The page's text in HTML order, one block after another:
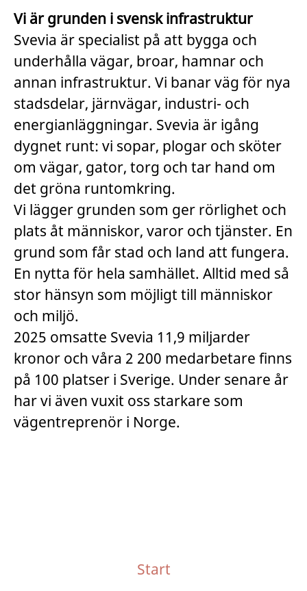
Vi är grunden i svensk infrastruktur
Svevia är specialist på att bygga och
underhålla vägar, broar, hamnar och
annan infrastruktur. Vi banar väg för nya
stadsdelar, järnvägar, industri- och
energianläggningar. Svevia är igång
dygnet runt: vi sopar, plogar och sköter
om vägar, gator, torg och tar hand om
det gröna runtomkring.
Vi lägger grunden som ger rörlighet och
plats åt människor, varor och tjänster. En
grund som får stad och land att fungera.
En nytta för hela samhället. Alltid med så
stor hänsyn som möjligt till människor
och miljö.
2025 omsatte Svevia 11,9 miljarder
kronor och våra 2 200 medarbetare finns
på 100 platser i Sverige. Under senare år
har vi även vuxit oss starkare som
vägentreprenör i Norge.
Start